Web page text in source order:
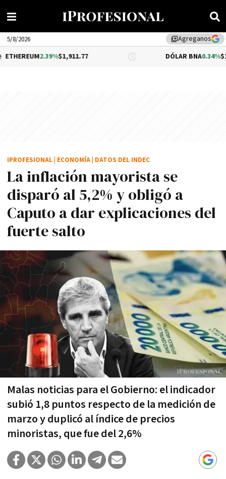
library_addAgreganos
5/8/2026
$1,911.77 DÓLAR BNA 0.34%$1,520.00
La inflación mayorista se
disparó al 5,2% y obligó a
Caputo a dar explicaciones del
fuerte salto
Malas noticias para el Gobierno: el indicador
subió 1,8 puntos respecto de la medición de
marzo y duplicó al índice de precios
minoristas, que fue del 2,6%
IPROFESIONAL ECONOMÍA DATOS DEL INDEC